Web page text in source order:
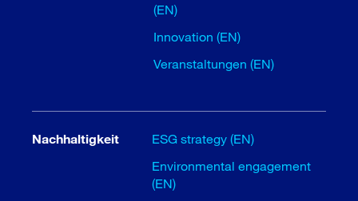
(EN)
Innovation (EN)
Veranstaltungen (EN)
Nachhaltigkeit
ESG strategy (EN)
Environmental engagement
(EN)